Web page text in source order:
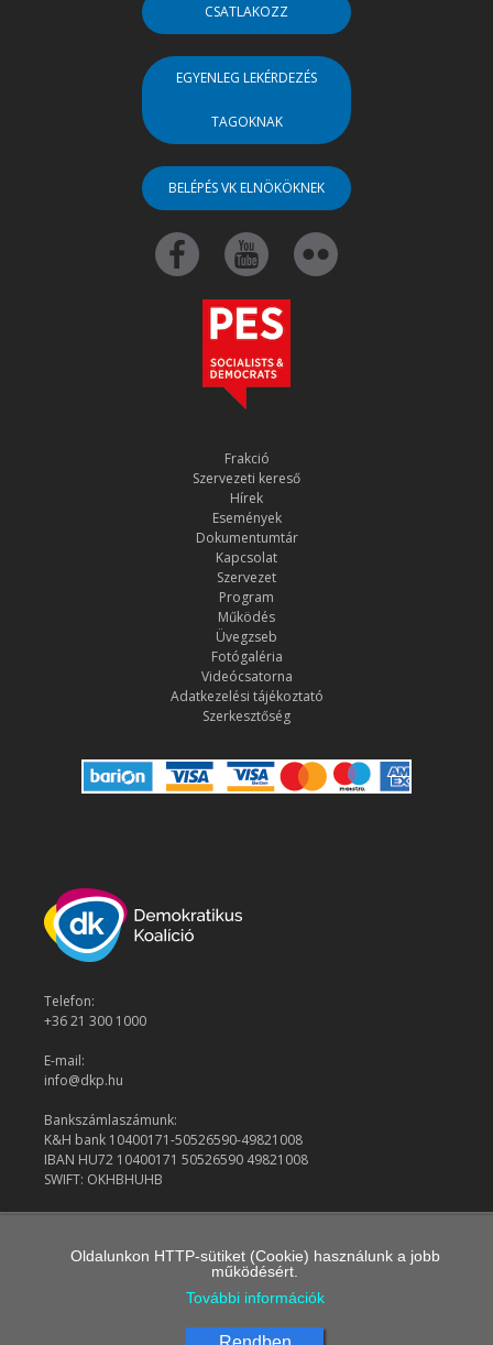
CSATLAKOZZ
EGYENLEG LEKÉRDEZÉS
TAGOKNAK
BELÉPÉS VK ELNÖKÖKNEK
Frakció
Szervezeti kereső
Hírek
Események
Dokumentumtár
Kapcsolat
Szervezet
Program
Működés
Üvegzseb
Fotógaléria
Videócsatorna
Adatkezelési tájékoztató
Szerkesztőség
Telefon:
+36 21 300 1000
E-mail:
info@dkp.hu
Bankszámlaszámunk:
K&H bank 10400171-50526590-49821008
IBAN HU72 10400171 50526590 49821008
SWIFT: OKHBHUHB
Oldalunkon HTTP-sütiket (Cookie) használunk a jobb
működésért.
További információk